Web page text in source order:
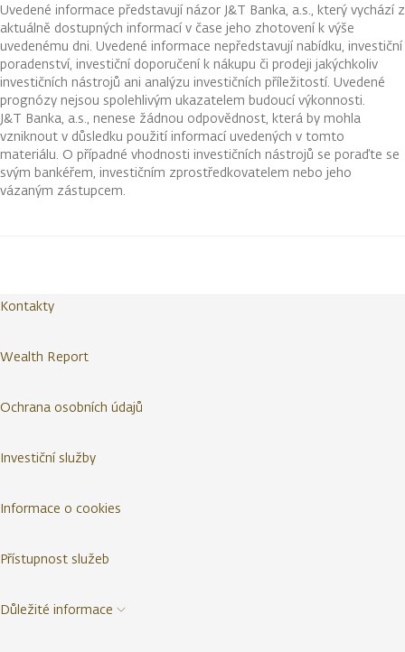
Uvedené informace představují názor J&T Banka, a.s., který vychází z
aktuálně dostupných informací v čase jeho zhotovení k výše
uvedenému dni. Uvedené informace nepředstavují nabídku, investiční
poradenství, investiční doporučení k nákupu či prodeji jakýchkoliv
investičních nástrojů ani analýzu investičních příležitostí. Uvedené
prognózy nejsou spolehlivým ukazatelem budoucí výkonnosti.
J&T Banka, a.s., nenese žádnou odpovědnost, která by mohla
vzniknout v důsledku použití informací uvedených v tomto
materiálu. O případné vhodnosti investičních nástrojů se poraďte se
svým bankéřem, investičním zprostředkovatelem nebo jeho
vázaným zástupcem.
Kontakty
Wealth Report
Ochrana osobních údajů
Investiční služby
Informace o cookies
Přístupnost služeb
Důležité informace